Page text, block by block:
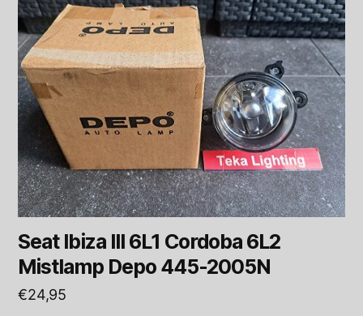
Seat Ibiza III 6L1 Cordoba 6L2
Mistlamp Depo 445-2005N
€24,95